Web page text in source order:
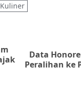
Kuliner
Previous
post:
Next
post:
Data
Peralihan ke